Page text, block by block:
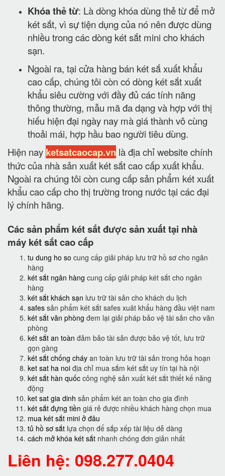
Khóa thẻ từ: Là dòng khóa dùng thẻ từ để mở
két sắt, vì sự tiện dụng của nó nên được dùng
nhiều trong các dòng két sắt mini cho khách
sạn.
Ngoài ra, tại cửa hàng bán két sắ xuất khẩu
cao cấp, chúng tôi còn có dòng két sắt xuất
khẩu siêu cường với đầy đủ các tính năng
thông thường, mẫu mã đa dạng và hợp với thị
hiếu hiện đại ngày nay mà giá thành vô cùng
thoải mái, hợp hầu bao người tiêu dùng.
Hiện nay ketsatcaocap.vn là địa chỉ website chính
thức của nhà sản xuất két sắt cao cấp xuất khẩu.
Ngoài ra chúng tôi còn cung cấp sản phẩm két xuất
khẩu cao cấp cho thị trường trong nước tại các đại
lý chính hãng.
Các sản phẩm két sắt được sản xuất tại nhà
máy két sắt cao cấp
tu dung ho so cung cấp giải pháp lưu trữ hồ sơ cho ngân
hàng
két sắt ngân hàng cung cấp giải pháp két sắt cho ngân
hàng
két sắt khách sạn lưu trữ tài sản cho khách du lịch
safes sản phẩm két sắt safes xuât khẩu hàng đầu việt nam
két sắt văn phòng đem lại giải pháp bảo vệ tài sản cho văn
phòng
két sắt an toàn đảm bảo tài sản được bảo vệ tốt, lưu trữ
gọn gàng
két sắt chống cháy an toàn lưu trữ tài sản trong hỏa hoạn
ket sat ha noi địa chỉ mua sắm két sắt uy tín tại hà nội
két sắt hàn quốc công nghệ sản xuất két sắt thiết kế năng
động
ket sat gia dinh sản phẩm két an toàn cho gia đình
két sắt đựng tiền giá rẻ được nhiều khách hàng chọn mua
mua két sắt mini ở đâu
tủ hồ sơ sắt lựa chọn để sắp xếp tài liệu dễ dàng
cách mở khóa két sắt nhanh chóng đơn giản nhất
Liên hệ: 098.277.0404